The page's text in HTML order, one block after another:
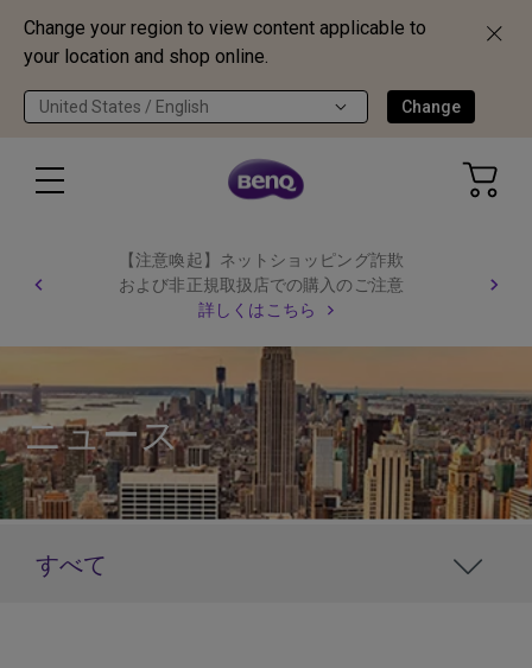
Change your region to view content applicable to
your location and shop online.
United States / English Change
【注意喚起】ネットショッピング詐欺
および非正規取扱店での購入のご注意
詳しくはこちら
ニュース
すべて